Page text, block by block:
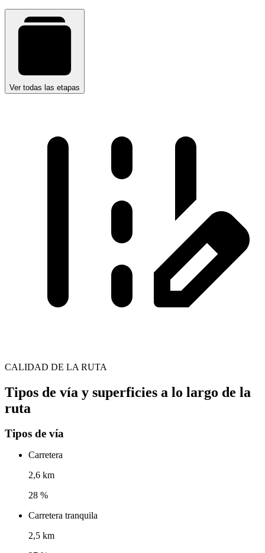
Ver todas las etapas
CALIDAD DE LA RUTA
Tipos de vía y superficies a lo largo de la
ruta
Tipos de vía
Carretera
2,6 km
28 %
Carretera tranquila
2,5 km